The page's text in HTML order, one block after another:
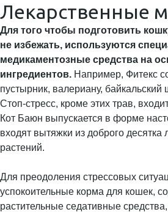
Лекарственные
Для того чтобы подготовить
не избежать, используются
медикаментозные средства на
ингредиентов. Например, Фитекс
пустырник, валериану,
Стоп-стресс, кроме этих трав,
Кот Баюн выпускается в форме
входят вытяжки из доброго десятка
растений.
Для преодоления стрессовых
успокоительные корма для кошек,
растительные седативные